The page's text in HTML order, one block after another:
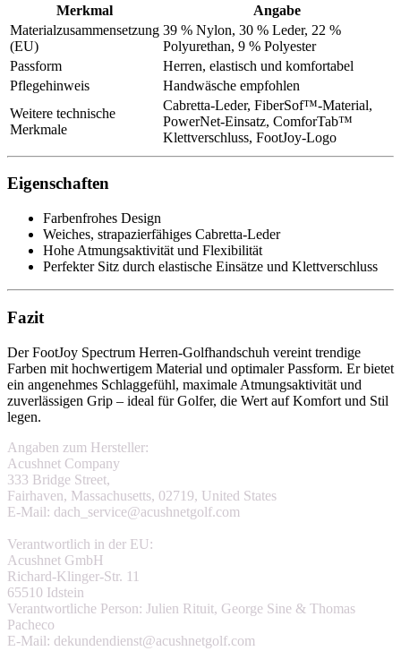
Merkmal
Angabe
Materialzusammensetzung
(EU)
39 % Nylon, 30 % Leder, 22 %
Polyurethan, 9 % Polyester
Passform
Herren, elastisch und komfortabel
Pflegehinweis
Handwäsche empfohlen
Weitere technische
Merkmale
Cabretta-Leder, FiberSof™-Material,
PowerNet-Einsatz, ComforTab™
Klettverschluss, FootJoy-Logo
Eigenschaften
Farbenfrohes Design
Weiches, strapazierfähiges Cabretta-Leder
Hohe Atmungsaktivität und Flexibilität
Perfekter Sitz durch elastische Einsätze und Klettverschluss
Fazit
Der FootJoy Spectrum Herren-Golfhandschuh vereint trendige
Farben mit hochwertigem Material und optimaler Passform. Er bietet
ein angenehmes Schlaggefühl, maximale Atmungsaktivität und
zuverlässigen Grip – ideal für Golfer, die Wert auf Komfort und Stil
legen.
Angaben zum Hersteller:
Acushnet Company
333 Bridge Street,
Fairhaven, Massachusetts, 02719, United States
E-Mail: dach_service@acushnetgolf.com
Verantwortlich in der EU:
Acushnet GmbH
Richard-Klinger-Str. 11
65510 Idstein
Verantwortliche Person: Julien Rituit, George Sine & Thomas
Pacheco
E-Mail: dekundendienst@acushnetgolf.com